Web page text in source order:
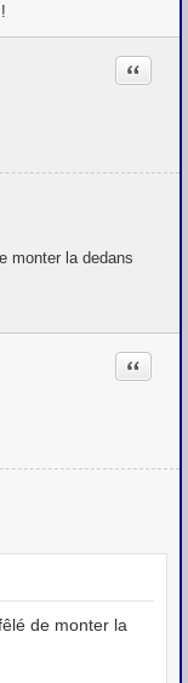
Citation
monter la dedans
Citation
de monter la